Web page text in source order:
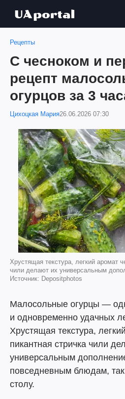
Рецепты
С чесноком и
рецепт
огурцов за 3
Цихоцкая Мария26.06.2026 07:30
Хрустящая текстура, легкий аромат
чили делают их универсальным
Источник: Depositphotos
Малосольные огурцы —
и одновременно удачных
Хрустящая текстура,
пикантная стричка чили
универсальным
повседневным блюдам,
столу.